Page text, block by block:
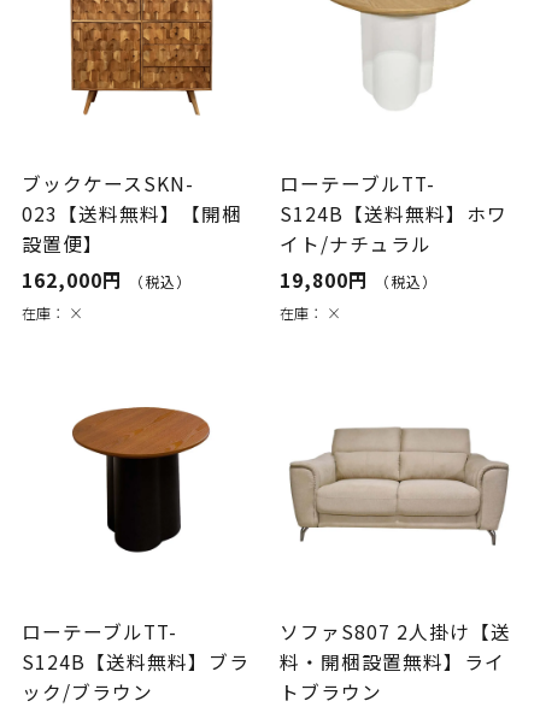
ブックケースSKN-
023【送料無料】【開梱
設置便】
162,000円
（税込）
在庫： ×
ローテーブルTT-
S124B【送料無料】ホワ
イト/ナチュラル
19,800円
（税込）
在庫： ×
ローテーブルTT-
S124B【送料無料】ブラ
ック/ブラウン
ソファS807 2人掛け【送
料・開梱設置無料】ライ
トブラウン